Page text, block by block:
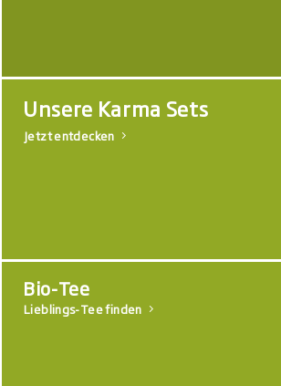
Unsere Karma Sets
Jetzt entdecken
Bio-Tee
Lieblings-Tee finden